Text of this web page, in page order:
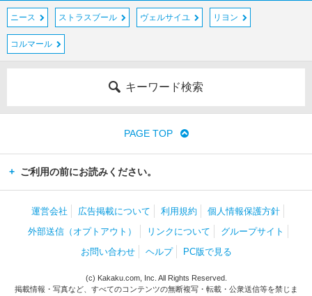
ニース ストラスブール ヴェルサイユ リヨン
コルマール
キーワード検索
PAGE TOP
ご利用の前にお読みください。
運営会社 広告掲載について 利用規約
個人情報保護方針
外部送信（オプトアウト）
リンクについて
グループサイト
お問い合わせ
ヘルプ PC版で見る
(c) Kakaku.com, Inc. All Rights Reserved.
掲載情報・写真など、すべてのコンテンツの無断複写・転載・公衆送信等を禁じま